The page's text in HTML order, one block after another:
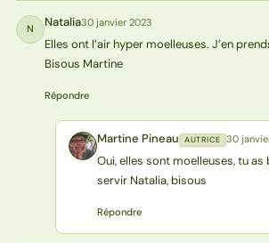
N Natalia30 janvier 2023
Elles ont l’air hyper moelleuses. J’en
Bisous Martine
Répondre
MP Martine Pineau AUTRICE 30
Oui, elles sont moelleuses, tu as
servir Natalia, bisous
Répondre